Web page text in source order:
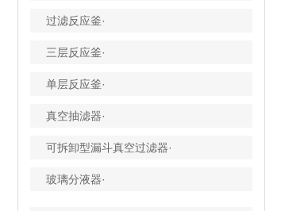
过滤反应釜·
三层反应釜·
单层反应釜·
真空抽滤器·
可拆卸型漏斗真空过滤器·
玻璃分液器·